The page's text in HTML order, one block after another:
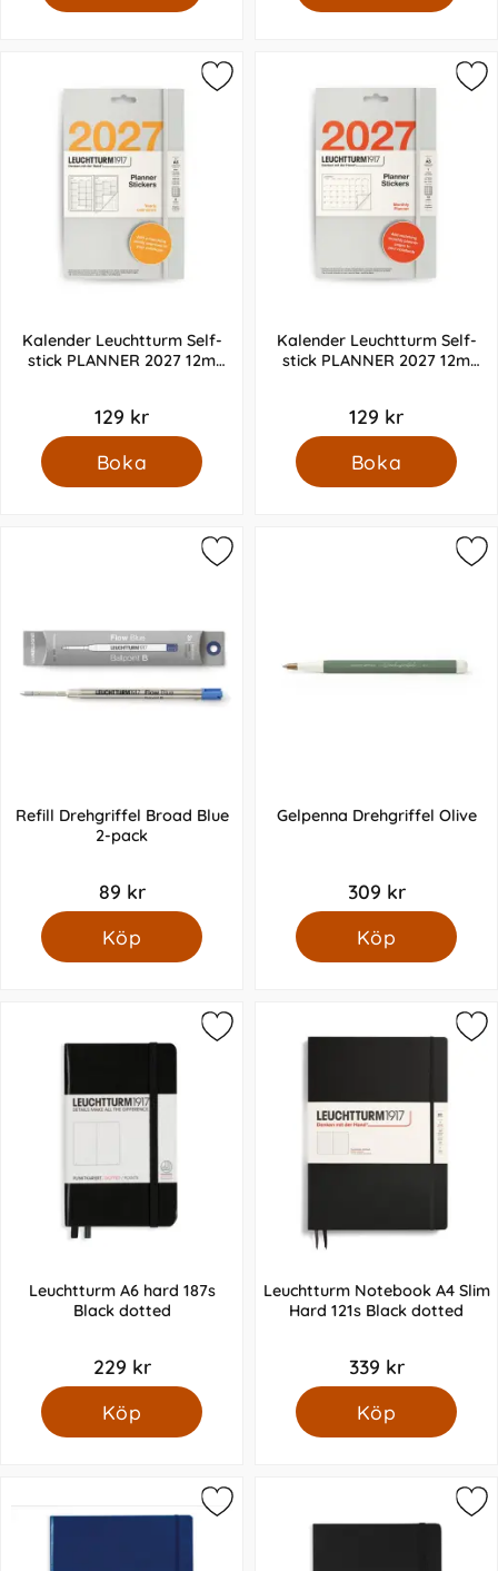
Kalender Leuchtturm Self-
stick PLANNER 2027 12m
129 kr
Boka
Kalender Leuchtturm Self-
stick PLANNER 2027 12m
129 kr
Boka
Refill Drehgriffel Broad Blue
2-pack
89 kr
Köp
Gelpenna Drehgriffel Olive
309 kr
Köp
Leuchtturm A6 hard 187s
Black dotted
229 kr
Köp
Leuchtturm Notebook A4 Slim
Hard 121s Black dotted
339 kr
Köp